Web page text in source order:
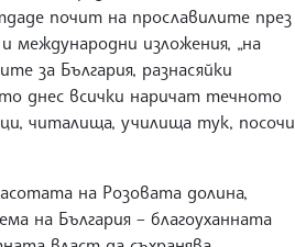
почит на прославилите през
международни изложения, „на
за България, разнасяйки
днес всички наричат течното
читалища, училища тук, посочи
на Розовата долина,
на България – благоуханната